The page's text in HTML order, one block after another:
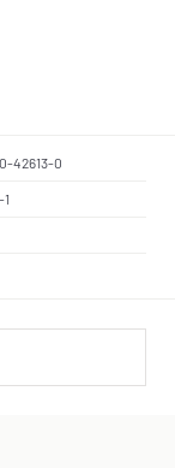
42613-0